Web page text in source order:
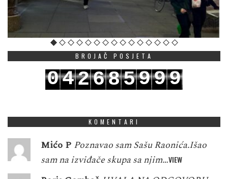
BROJAČ POSJETA
042685999
KOMENTARI
Mićo P Poznavao sam Sašu Raonića.Išao
sam na izviđače skupa sa njim…VIEW